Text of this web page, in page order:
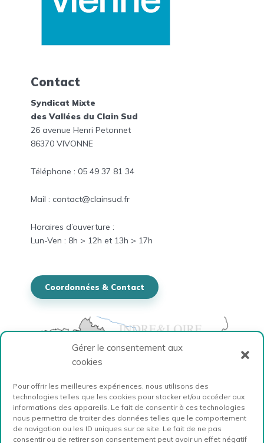
Gérer le consentement aux
cookies
Pour offrir les meilleures expériences, nous utilisons des
technologies telles que les cookies pour stocker et/ou accéder aux
informations des appareils. Le fait de consentir à ces technologies
nous permettra de traiter des données telles que le comportement
de navigation ou les ID uniques sur ce site. Le fait de ne pas
consentir ou de retirer son consentement peut avoir un effet négatif
Contact
Syndicat Mixte
des Vallées du Clain Sud
26 avenue Henri Petonnet
86370 VIVONNE
Téléphone : 05 49 37 81 34
Mail : contact@clainsud.fr
Horaires d’ouverture :
Lun-Ven : 8h > 12h et 13h > 17h
Coordonnées & Contact